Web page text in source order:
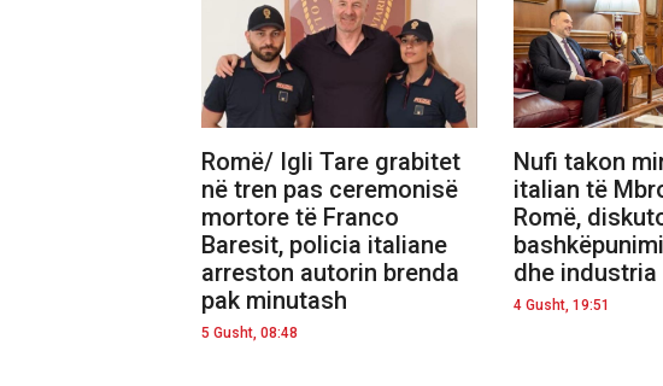
Romë/ Igli Tare grabitet
në tren pas ceremonisë
mortore të Franco
Baresit, policia italiane
arreston autorin brenda
pak minutash
5 Gusht, 08:48
Nufi takon
italian të
Romë,
dhe
4 Gusht, 19:51